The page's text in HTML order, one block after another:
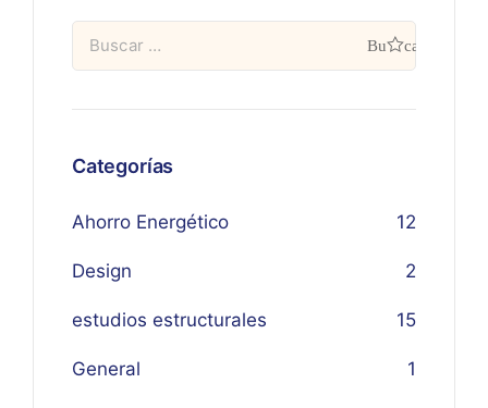
Categorías
Ahorro Energético 12
Design 2
estudios estructurales 15
General 1